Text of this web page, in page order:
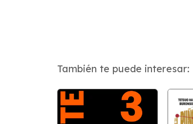
También te puede interesar: